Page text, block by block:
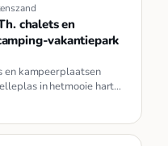
chalets en
vakantiepark
en kampeerplaatsen
in hetmooie hart